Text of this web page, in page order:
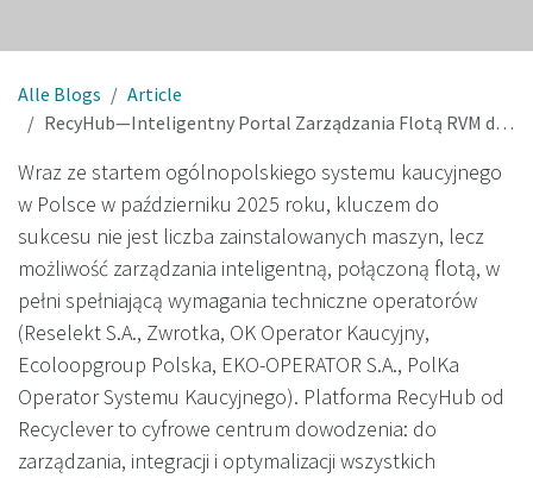
Alle Blogs
Article
RecyHub—Inteligentny Portal Zarządzania Flotą RVM dla polskiego systemu kaucyjnego
Wraz ze startem ogólnopolskiego systemu kaucyjnego
w Polsce w październiku 2025 roku, kluczem do
sukcesu nie jest liczba zainstalowanych maszyn, lecz
możliwość zarządzania inteligentną, połączoną flotą, w
pełni spełniającą wymagania techniczne operatorów
(Reselekt S.A., Zwrotka, OK Operator Kaucyjny,
Ecoloopgroup Polska, EKO-OPERATOR S.A., PolKa
Operator Systemu Kaucyjnego). Platforma RecyHub od
Recyclever to cyfrowe centrum dowodzenia: do
zarządzania, integracji i optymalizacji wszystkich